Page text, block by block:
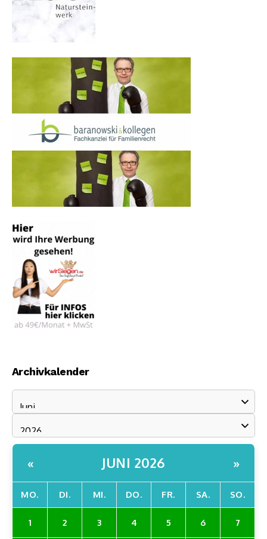
Archivkalender
« JUNI 2026 »
MO. DI. MI. DO. FR. SA. SO.
1 2 3 4 5 6 7